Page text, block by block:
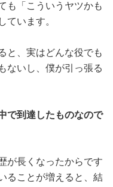
も「こういうヤツかも
ています。
と、実はどんな役でも
ないし、僕が引っ張る
到達したものなので
が長くなったからです
ることが増えると、結